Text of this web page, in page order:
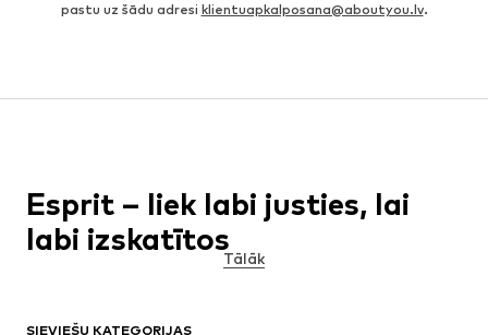
pastu uz šādu adresi klientuapkalposana@aboutyou.lv.
SIEVIEŠU KATEGORIJAS
Esprit – liek labi justies, lai
labi izskatītos
attieksmi pret dzīvi. Iedvesmojoties no revolucionārā sešdesmito
Tālāk